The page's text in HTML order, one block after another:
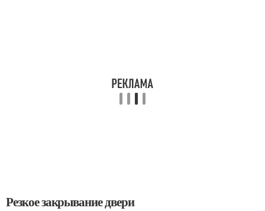
Резкое закрывание двери